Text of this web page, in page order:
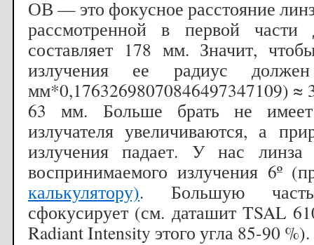
ОВ — это фокусное расстояние
рассмотренной в первой части
составляет 178 мм. Значит,
излучения ее радиус
мм*0,17632698070846497347109) ≈
63 мм. Больше брать не имеет
излучателя увеличиваются, а
излучения падает. У нас
воспринимаемого излучения 6º
калькулятору). Большую
сфокусирует (см. даташит TSAL
Radiant Intensity этого угла 85-90 %).